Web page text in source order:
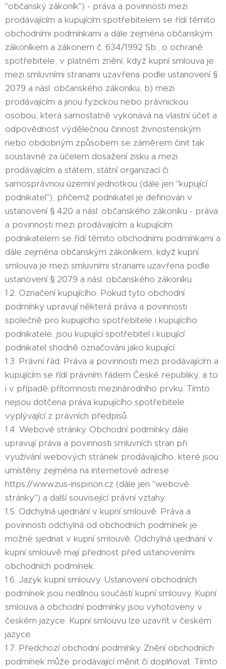
"občanský zákoník") - práva a povinnosti mezi
prodávajícím a kupujícím spotřebitelem se řídí těmito
obchodními podmínkami a dále zejména občanským
zákoníkem a zákonem č. 634/1992 Sb., o ochraně
spotřebitele, v platném znění, když kupní smlouva je
mezi smluvními stranami uzavřena podle ustanovení §
2079 a násl. občanského zákoníku, b) mezi
prodávajícím a jinou fyzickou nebo právnickou
osobou, která samostatně vykonává na vlastní účet a
odpovědnost výdělečnou činnost živnostenským
nebo obdobným způsobem se záměrem činit tak
soustavně za účelem dosažení zisku a mezi
prodávajícím a státem, státní organizací či
samosprávnou územní jednotkou (dále jen "kupující
podnikatel"), přičemž podnikatel je definován v
ustanovení § 420 a násl. občanského zákoníku - práva
a povinnosti mezi prodávajícím a kupujícím
podnikatelem se řídí těmito obchodními podmínkami a
dále zejména občanským zákoníkem, když kupní
smlouva je mezi smluvními stranami uzavřena podle
ustanovení § 2079 a násl. občanského zákoníku.
1.2. Označení kupujícího. Pokud tyto obchodní
podmínky upravují některá práva a povinnosti
společně pro kupujícího spotřebitele i kupujícího
podnikatele, jsou kupující spotřebitel i kupující
podnikatel shodně označováni jako kupující.
1.3. Právní řád. Práva a povinnosti mezi prodávajícím a
kupujícím se řídí právním řádem České republiky, a to
i v případě přítomnosti mezinárodního prvku. Tímto
nejsou dotčena práva kupujícího spotřebitele
vyplývající z právních předpisů.
1.4. Webové stránky. Obchodní podmínky dále
upravují práva a povinnosti smluvních stran při
využívání webových stránek prodávajícího, které jsou
umístěny zejména na internetové adrese
https://www.zus-inspirion.cz (dále jen "webové
stránky") a další související právní vztahy.
1.5. Odchylná ujednání v kupní smlouvě. Práva a
povinnosti odchylná od obchodních podmínek je
možné sjednat v kupní smlouvě. Odchylná ujednání v
kupní smlouvě mají přednost před ustanoveními
obchodních podmínek.
1.6. Jazyk kupní smlouvy. Ustanovení obchodních
podmínek jsou nedílnou součástí kupní smlouvy. Kupní
smlouva a obchodní podmínky jsou vyhotoveny v
českém jazyce. Kupní smlouvu lze uzavřít v českém
jazyce.
1.7. Předchozí obchodní podmínky. Znění obchodních
podmínek může prodávající měnit či doplňovat. Tímto